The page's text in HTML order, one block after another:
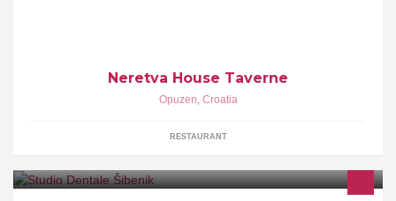
Neretva House Taverne
Opuzen, Croatia
RESTAURANT